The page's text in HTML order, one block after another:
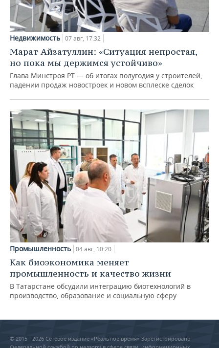
Недвижимость 07 авг, 17:32
Марат Айзатуллин: «Ситуация непростая,
но пока мы держимся устойчиво»
Глава Минстроя РТ — об итогах полугодия у строителей,
падении продаж новостроек и новом всплеске сделок
Промышленность 04 авг, 10:20
Как биоэкономика меняет
промышленность и качество жизни
В Татарстане обсудили интеграцию биотехнологий в
производство, образование и социальную сферу
© 2015 - 2026 Сетевое издание «Реальное время» Зарегистрировано